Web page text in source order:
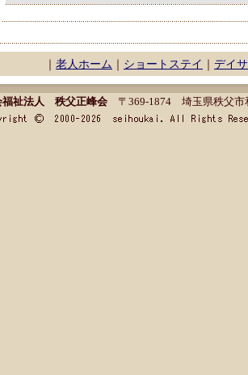
｜ 老人ホーム ｜ ショートステイ ｜ デイ
福祉法人 秩父正峰会 〒369-1874 埼玉県秩父市